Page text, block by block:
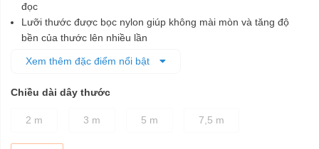
đọc
Lưỡi thước được bọc nylon giúp không mài mòn và tăng độ
bền của thước lên nhiều lần
Lá thước thẳng giúp đo chính xác, dễ sử dụng
Xem thêm đặc điểm nổi bật
Chiều dài dây thước
2 m 3 m 5 m 7,5 m